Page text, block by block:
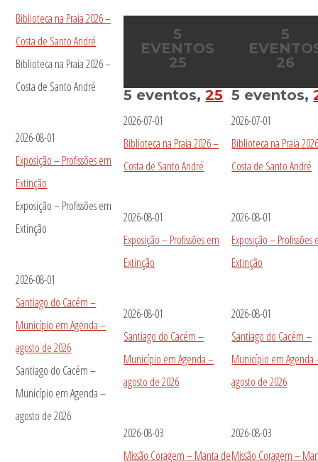
Biblioteca na Praia 2026 –
Costa de Santo André
Biblioteca na Praia 2026 –
Costa de Santo André
2026-08-01
Exposição – Profissões em
Extinção
Exposição – Profissões em
Extinção
2026-08-01
Santiago do Cacém –
Município em Agenda –
agosto de 2026
Santiago do Cacém –
Município em Agenda –
agosto de 2026
5
EVENTOS
25
5 eventos,25
2026-07-01
Biblioteca na Praia 2026 –
Costa de Santo André
2026-08-01
Exposição – Profissões em
Extinção
2026-08-01
Santiago do Cacém –
Município em Agenda –
agosto de 2026
2026-08-03
Missão Coragem – Manta de
5
26
5 eventos,
2026-07-01
Biblioteca na Praia
Costa de Santo André
2026-08-01
Exposição – Profissões
Extinção
2026-08-01
Santiago do Cacém –
Município em Agenda
agosto de 2026
2026-08-03
Missão Coragem –